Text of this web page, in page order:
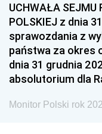
1939
1936
UCHWAŁA SEJMU
POLSKIEJ z dnia
sprawozdania z
państwa za okres
dnia 31 grudnia
absolutorium dla
Monitor Polski rok